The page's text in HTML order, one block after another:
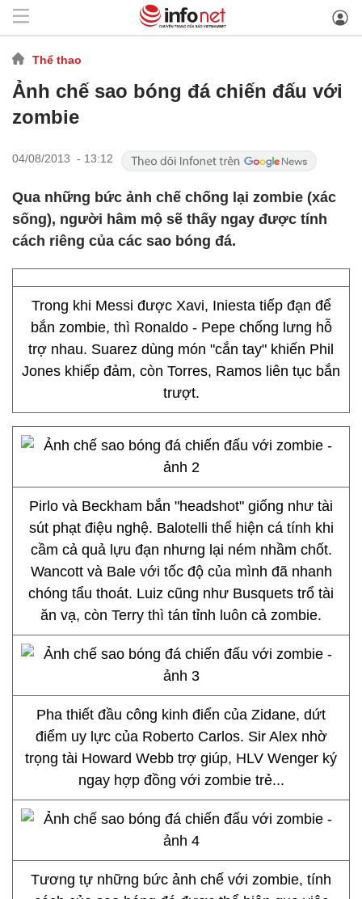
Thể thao
Ảnh chế sao bóng đá chiến đấu với
zombie
04/08/2013 - 13:12
Qua những bức ảnh chế chống lại zombie (xác
sống), người hâm mộ sẽ thấy ngay được tính
cách riêng của các sao bóng đá.
Trong khi Messi được Xavi, Iniesta tiếp đạn để
bắn zombie, thì Ronaldo - Pepe chống lưng hỗ
trợ nhau. Suarez dùng món "cắn tay" khiến Phil
Jones khiếp đảm, còn Torres, Ramos liên tục bắn
trượt.
Pirlo và Beckham bắn "headshot" giống như tài
sút phạt điệu nghệ. Balotelli thể hiện cá tính khi
cầm cả quả lựu đạn nhưng lại ném nhầm chốt.
Wancott và Bale với tốc độ của mình đã nhanh
chóng tẩu thoát. Luiz cũng như Busquets trổ tài
ăn vạ, còn Terry thì tán tỉnh luôn cả zombie.
Pha thiết đầu công kinh điển của Zidane, dứt
điểm uy lực của Roberto Carlos. Sir Alex nhờ
trọng tài Howard Webb trợ giúp, HLV Wenger ký
ngay hợp đồng với zombie trẻ...
Tương tự những bức ảnh chế với zombie, tính